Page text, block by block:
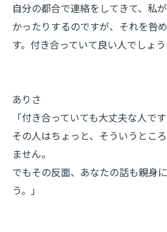
自分の都合で連絡をしてきて、私
かったりするのですが、それを咎
す。付き合っていて良い人でしょう
ありさ
「付き合っていても大丈夫な人です
その人はちょっと、そういうとこ
ません。
でもその反面、あなたの話も親身
う。」